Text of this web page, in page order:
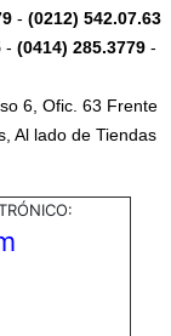
-(0212) 542.07.63
- (0414) 285.3779-
6, Ofic. 63 Frente
Al lado de Tiendas